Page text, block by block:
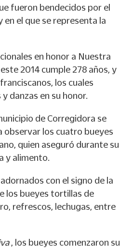
fueron bendecidos por el
el que se representa la
en honor a Nuestra
2014 cumple 278 años, y
los cuales
danzas en su honor.
de Corregidora se
observar los cuatro bueyes
quien aseguró durante su
y alimento.
con el signo de la
los bueyes tortillas de
refrescos, lechugas, entre
, los bueyes comenzaron su